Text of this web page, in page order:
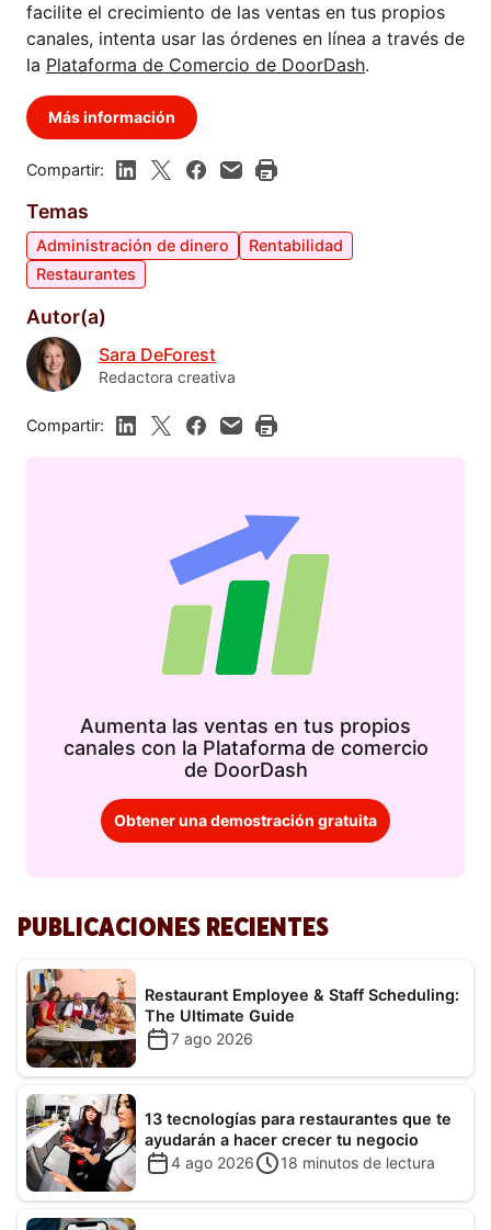
facilite el crecimiento de las ventas en tus propios
canales, intenta usar las órdenes en línea a través de
la Plataforma de Comercio de DoorDash.
Más información
Compartir:
Temas
Administración de dinero
Rentabilidad
Restaurantes
Autor(a)
Sara DeForest
Redactora creativa
Compartir:
Aumenta las ventas en tus propios
canales con la Plataforma de comercio
de DoorDash
Obtener una demostración gratuita
PUBLICACIONES RECIENTES
Restaurant Employee & Staff Scheduling:
The Ultimate Guide
7 ago 2026
13 tecnologías para restaurantes que te
ayudarán a hacer crecer tu negocio
4 ago 2026
18 minutos de lectura